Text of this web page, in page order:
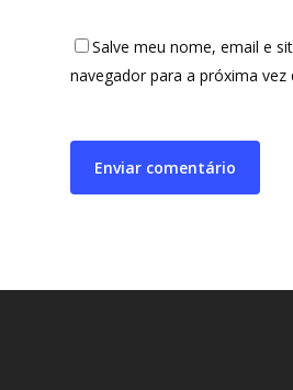
Salve meu nome, email e
navegador para a próxima vez